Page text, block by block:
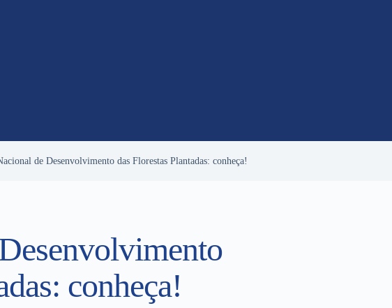
de Desenvolvimento das Florestas Plantadas: conheça!
conheça!